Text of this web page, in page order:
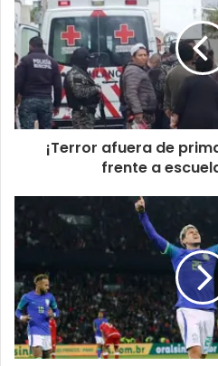
¡Terror afuera de
frente a